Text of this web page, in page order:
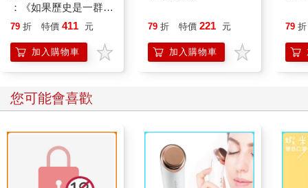
：《如果歷史是一群
喵》作者最新力作，附
79 折 特價 411 元
加入購物車
79 折 特價 221 元
加入購物車
79 折
您可能會喜歡